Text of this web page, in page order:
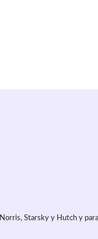
Starsky y Hutch y para